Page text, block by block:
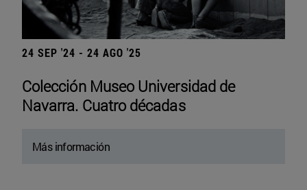
24 SEP '24 - 24 AGO '25
Colección Museo Universidad de
Navarra. Cuatro décadas
Más información